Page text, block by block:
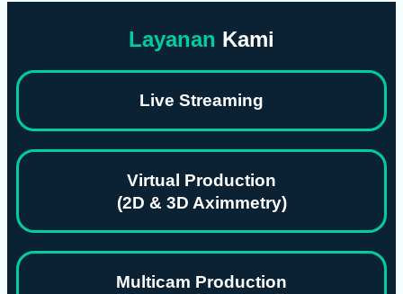
Layanan Kami
Live Streaming
Virtual Production
(2D & 3D Aximmetry)
Multicam Production